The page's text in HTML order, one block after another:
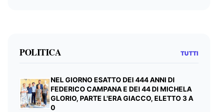
POLITICA TUTTI
NEL GIORNO ESATTO DEI 444 ANNI DI
FEDERICO CAMPANA E DEI 44 DI MICHELA
GLORIO, PARTE L'ERA GIACCO, ELETTO 3 A
0